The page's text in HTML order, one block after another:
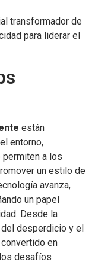
transformador de
para liderar el
están
entorno,
a los
un estilo de
avanza,
un papel
Desde la
desperdicio y el
en
desafíos